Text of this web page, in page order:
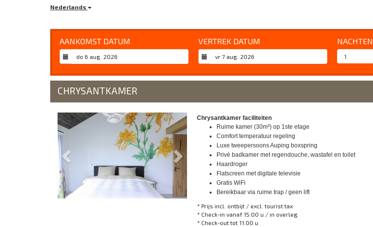
Nederlands
AANKOMST DATUM VERTREK DATUM NACHTEN
CHRYSANTKAMER
Previous NextChrysantkamer faciliteiten
Ruime kamer (30m²) op 1ste etage
Comfort temperatuur regeling
Luxe tweepersoons Auping boxspring
Privé badkamer met regendouche, wastafel en toilet
Haardroger
Flatscreen met digitale televisie
Gratis WiFi
Bereikbaar via ruime trap / geen lift
* Prijs incl. ontbijt / excl. tourist tax
* Check-in vanaf 15:00 u / in overleg
* Check-out tot 11.00 u